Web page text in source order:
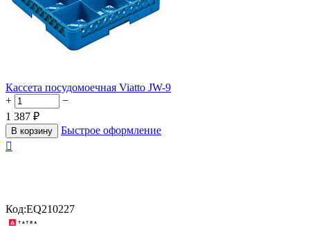
Кассета посудомоечная Viatto JW-9
+
−
1 387 ₽
В корзину
Быстрое оформление

Код:EQ210227